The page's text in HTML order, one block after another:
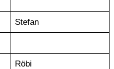
Stefan
Röbi